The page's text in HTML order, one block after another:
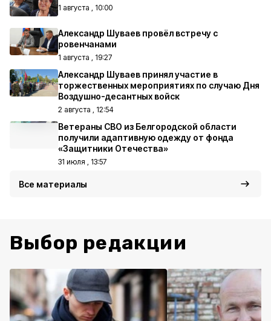
1 августа , 10:00
Александр Шуваев провёл встречу с
ровенчанами
1 августа , 19:27
Александр Шуваев принял участие в
торжественных мероприятиях по случаю Дня
Воздушно-десантных войск
2 августа , 12:54
Ветераны СВО из Белгородской области
получили адаптивную одежду от фонда
«Защитники Отечества»
31 июля , 13:57
Все материалы
Выбор редакции